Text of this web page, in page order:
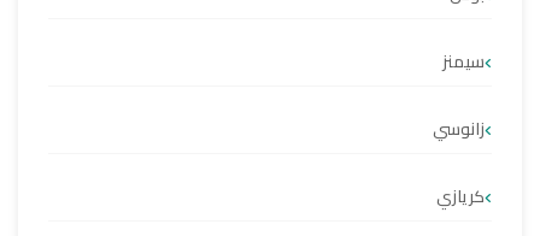
سيمنز
زانوسي
كريازي